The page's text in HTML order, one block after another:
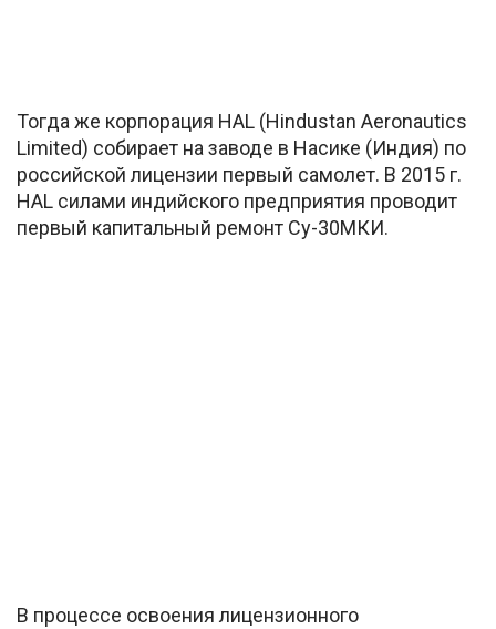
Тогда же корпорация HAL (Hindustan Aeronautics
Limited) собирает на заводе в Насике (Индия) по
российской лицензии первый самолет. В 2015 г.
HAL силами индийского предприятия проводит
первый капитальный ремонт Су-30МКИ.
В процессе освоения лицензионного